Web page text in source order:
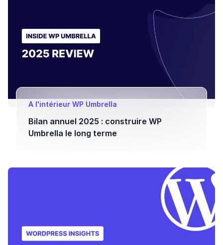
A l'intérieur WP Umbrella
Bilan annuel 2025 : construire WP
Umbrella le long terme